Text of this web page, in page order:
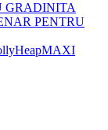
GRADINITA
PENTRU
MAXI